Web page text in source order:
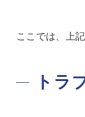
ここでは、上
トラ